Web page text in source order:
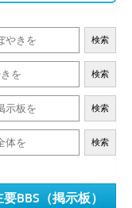
検索
検索
検索
検索
BBS（掲示板）